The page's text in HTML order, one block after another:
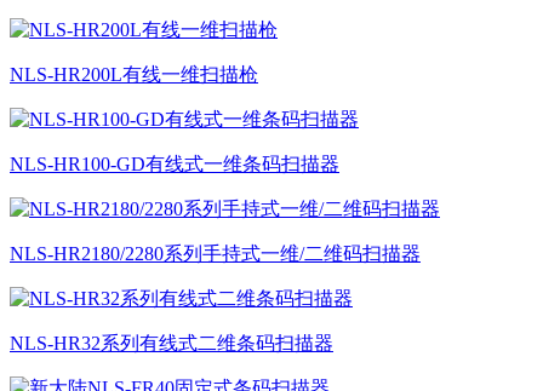
NLS-HR200L有线一维扫描枪
NLS-HR100-GD有线式一维条码扫描器
NLS-HR2180/2280系列手持式一维/二维码扫描器
NLS-HR32系列有线式二维条码扫描器